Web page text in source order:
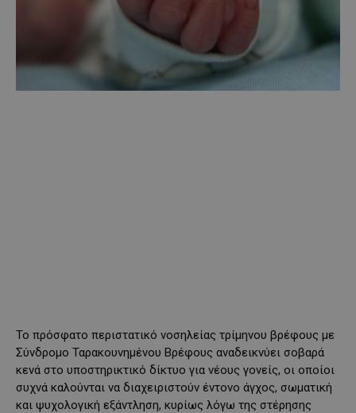
Το πρόσφατο περιστατικό νοσηλείας τρίμηνου βρέφους με
Σύνδρομο Ταρακουνημένου Βρέφους αναδεικνύει σοβαρά
κενά στο υποστηρικτικό δίκτυο για νέους γονείς, οι οποίοι
συχνά καλούνται να διαχειριστούν έντονο άγχος, σωματική
και ψυχολογική εξάντληση, κυρίως λόγω της στέρησης